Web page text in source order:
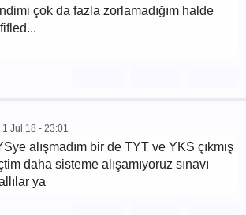
çok da fazla zorlamadığım halde
Jul 18 - 23:01
alışmadım bir de TYT ve YKS çıkmış
daha sisteme alışamıyoruz sınavı
ya